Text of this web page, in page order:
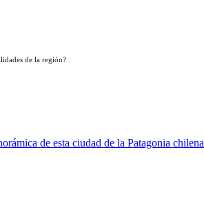
de la región?
de esta ciudad de la Patagonia chilena